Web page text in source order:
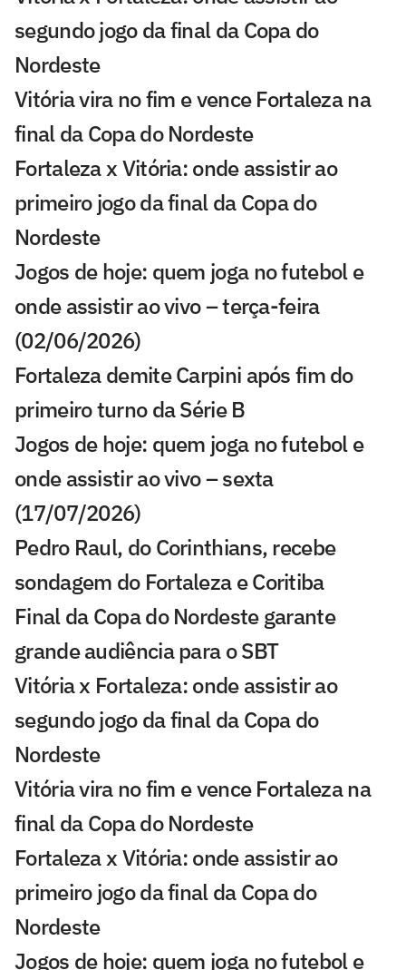
segundo jogo da final da Copa do
Nordeste
Vitória vira no fim e vence Fortaleza na
final da Copa do Nordeste
Fortaleza x Vitória: onde assistir ao
primeiro jogo da final da Copa do
Nordeste
Jogos de hoje: quem joga no futebol e
onde assistir ao vivo – terça-feira
(02/06/2026)
Fortaleza demite Carpini após fim do
primeiro turno da Série B
Jogos de hoje: quem joga no futebol e
onde assistir ao vivo – sexta
(17/07/2026)
Pedro Raul, do Corinthians, recebe
sondagem do Fortaleza e Coritiba
Final da Copa do Nordeste garante
grande audiência para o SBT
Vitória x Fortaleza: onde assistir ao
segundo jogo da final da Copa do
Nordeste
Vitória vira no fim e vence Fortaleza na
final da Copa do Nordeste
Fortaleza x Vitória: onde assistir ao
primeiro jogo da final da Copa do
Nordeste
Jogos de hoje: quem joga no futebol e